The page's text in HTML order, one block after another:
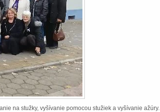
na stužky, vyšívanie pomocou stužiek a vyšívanie ažúry.